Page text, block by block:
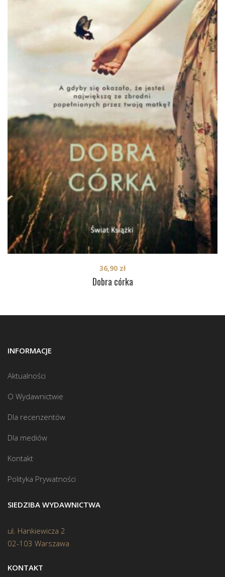
Dobra córka
36,90 zł
INFORMACJE
Aktualności
O Wydawnictwie
Dla recenzentów
Dla mediów
Kontakt
Polityka Prywatności
SIEDZIBA WYDAWNICTWA
ul. Hankiewicza 2
02-103 Warszawa
KONTAKT